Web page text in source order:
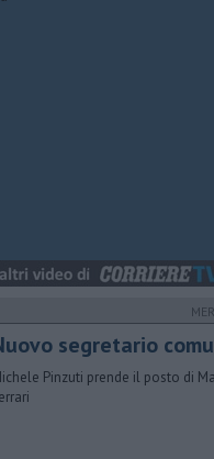
segretario
Pinzuti prende il posto di